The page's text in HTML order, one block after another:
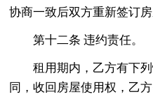
协商一致后双方重新签订房
第十二条 违约责任。
租用期内，乙方有下
同，收回房屋使用权，乙